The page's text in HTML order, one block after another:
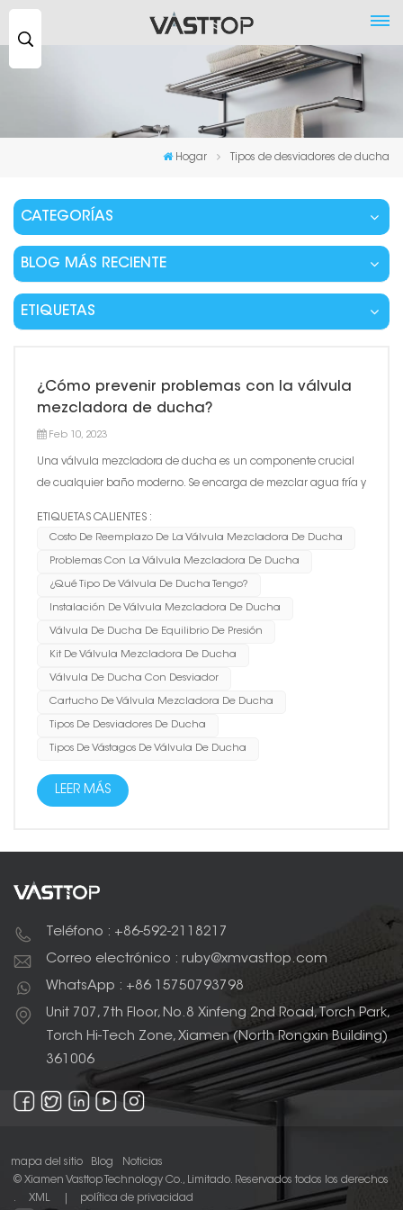
Hogar Tipos de desviadores de ducha
CATEGORÍAS
BLOG MÁS RECIENTE
ETIQUETAS
¿Cómo prevenir problemas con la válvula
mezcladora de ducha?
Feb 10, 2023
Una válvula mezcladora de ducha es un componente crucial
de cualquier baño moderno. Se encarga de mezclar agua fría y
ETIQUETAS CALIENTES :
Costo De Reemplazo De La Válvula Mezcladora De Ducha
Problemas Con La Válvula Mezcladora De Ducha
¿Qué Tipo De Válvula De Ducha Tengo?
Instalación De Válvula Mezcladora De Ducha
Válvula De Ducha De Equilibrio De Presión
Kit De Válvula Mezcladora De Ducha
Válvula De Ducha Con Desviador
Cartucho De Válvula Mezcladora De Ducha
Tipos De Desviadores De Ducha
Tipos De Vástagos De Válvula De Ducha
LEER MÁS
Teléfono : +86-592-2118217
Correo electrónico : ruby@xmvasttop.com
WhatsApp : +86 15750793798
Unit 707, 7th Floor, No.8 Xinfeng 2nd Road, Torch Park,
Torch Hi-Tech Zone, Xiamen (North Rongxin Building)
361006
mapa del sitio Blog
Noticias
© Xiamen Vasttop Technology Co., Limitado. Reservados todos los derechos
.
XML política de privacidad